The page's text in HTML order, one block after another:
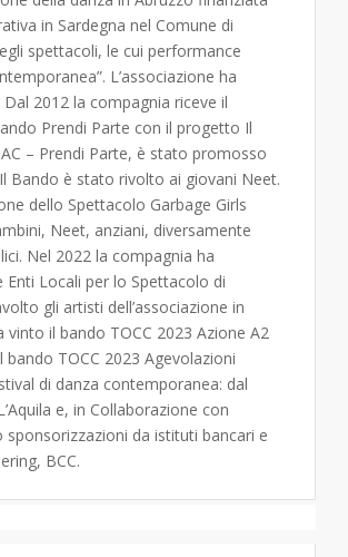
in Sardegna nel Comune di
spettacoli, le cui performance
L’associazione ha
2012 la compagnia riceve il
Prendi Parte con il progetto Il
– Prendi Parte, è stato promosso
Bando è stato rivolto ai giovani Neet.
dello Spettacolo Garbage Girls
Neet, anziani, diversamente
Nel 2022 la compagnia ha
Enti Locali per lo Spettacolo di
gli artisti dell’associazione in
il bando TOCC 2023 Azione A2
TOCC 2023 Agevolazioni
di danza contemporanea: dal
e, in Collaborazione con
sponsorizzazioni da istituti bancari e
BCC.